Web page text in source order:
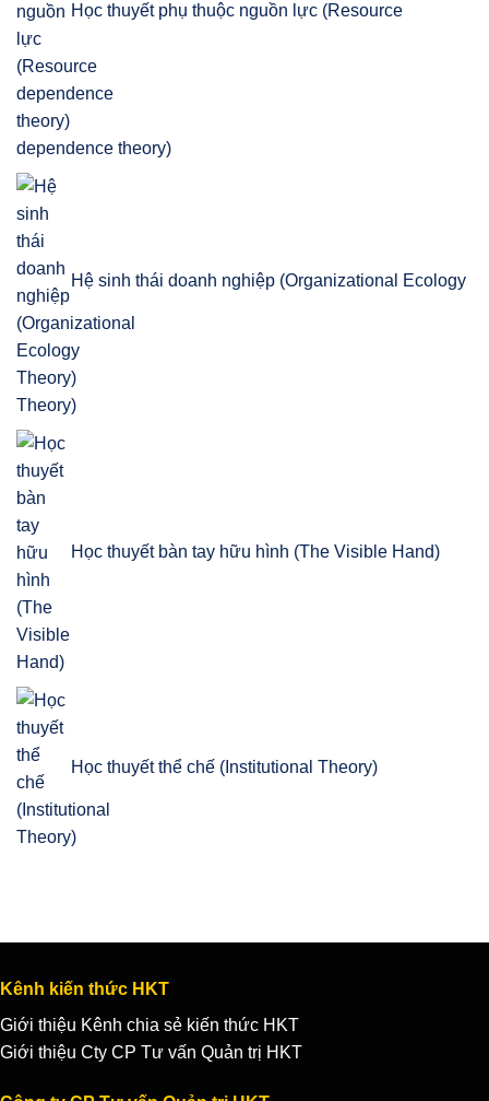
Học thuyết phụ thuộc nguồn lực (Resource
dependence theory)
Hệ sinh thái doanh nghiệp (Organizational Ecology
Theory)
Học thuyết bàn tay hữu hình (The Visible Hand)
Học thuyết thể chế (Institutional Theory)
Kênh kiến thức HKT
Giới thiệu Kênh chia sẻ kiến thức HKT
Giới thiệu Cty CP Tư vấn Quản trị HKT